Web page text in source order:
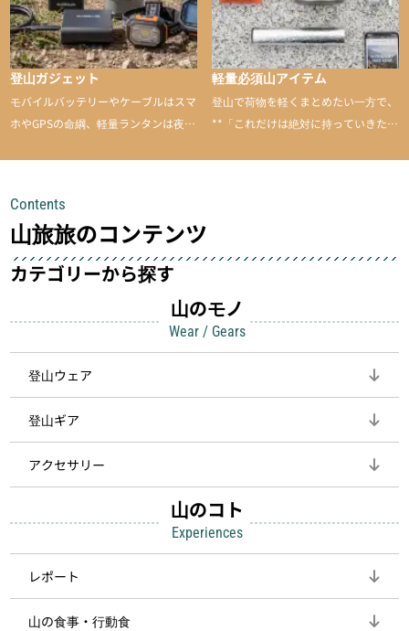
登山ガジェット
モバイルバッテリーやケーブルはスマ
ホやGPSの命綱、軽量ランタンは夜間
して安全にしてくれます
軽量必須山アイテム
登山で荷物を軽くまとめたい一方で、
**「これだけは絶対に持っていきた
Contents
山旅旅のコンテンツ
カテゴリーから探す
山のモノ
Wear / Gears
登山ウェア
登山ギア
アクセサリー
山のコト
Experiences
レポート
山の食事・行動食